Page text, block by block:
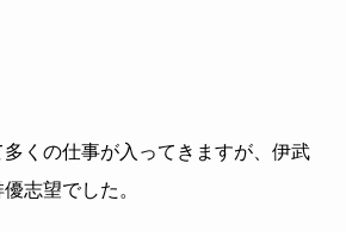
くの仕事が入ってきますが、伊武
志望でした。